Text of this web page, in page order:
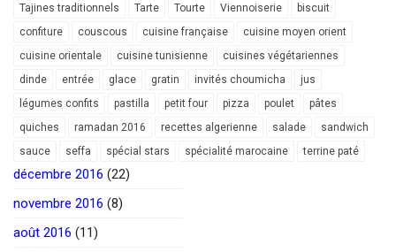
Tajines traditionnels
Tarte Tourte Viennoiserie
biscuit
confiture
couscous cuisine française
cuisine moyen orient
cuisine orientale
cuisine tunisienne
cuisines végétariennes
dinde
entrée glace gratin invités choumicha
jus
légumes confits
pastilla petit four pizza poulet
pâtes
quiches
ramadan 2016 recettes algerienne salade
sandwich
sauce
seffa spécial stars spécialité marocaine terrine paté
décembre 2016 (22)
novembre 2016 (8)
août 2016 (11)